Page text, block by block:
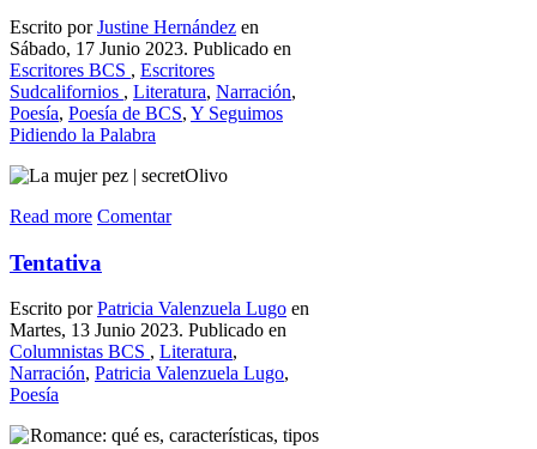
Escrito porJustine Hernández en
Sábado, 17 Junio 2023. Publicado en
Escritores BCS , Escritores
Sudcalifornios , Literatura, Narración,
Poesía, Poesía de BCS, Y Seguimos
Pidiendo la Palabra
Read more Comentar
Tentativa
Escrito porPatricia Valenzuela Lugo en
Martes, 13 Junio 2023. Publicado en
Columnistas BCS , Literatura,
Narración, Patricia Valenzuela Lugo,
Poesía